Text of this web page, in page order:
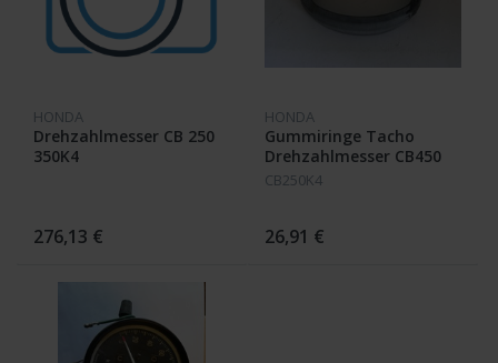
HONDA
Drehzahlmesser CB 250
350K4
276,13 €
HONDA
Gummiringe Tacho
Drehzahlmesser CB450
K3 K4 K5 CB 500 K0 K1
CB250K4
26,91 €